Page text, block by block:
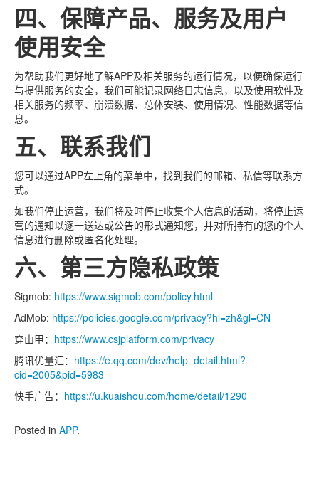
四、保障产品、服务及用户
使用安全
为帮助我们更好地了解APP及相关服务的运行情况，以便确保运行
与提供服务的安全，我们可能记录网络日志信息，以及使用软件及
相关服务的频率、崩溃数据、总体安装、使用情况、性能数据等信
息。
五、联系我们
您可以通过APP左上角的菜单中，找到我们的邮箱、私信等联系方
式。
如我们停止运营，我们将及时停止收集个人信息的活动，将停止运
营的通知以逐一送达或公告的形式通知您，并对所持有的您的个人
信息进行删除或匿名化处理。
六、第三方隐私政策
Sigmob: https://www.sigmob.com/policy.html
AdMob: https://policies.google.com/privacy?hl=zh&gl=CN
穿山甲： https://www.csjplatform.com/privacy
腾讯优量汇： https://e.qq.com/dev/help_detail.html?
cid=2005&pid=5983
快手广告： https://u.kuaishou.com/home/detail/1290
Posted in APP.